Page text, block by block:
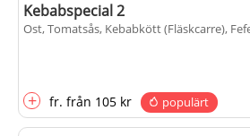
Kebabspecial 2
Ost, Tomatsås, Kebabkött (Fläskcarre),
+ fr. från 105 kr populärt